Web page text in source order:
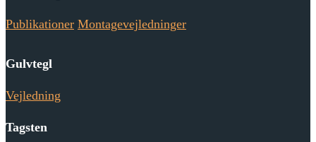
Publikationer Montagevejledninger
Gulvtegl
Vejledning
Tagsten